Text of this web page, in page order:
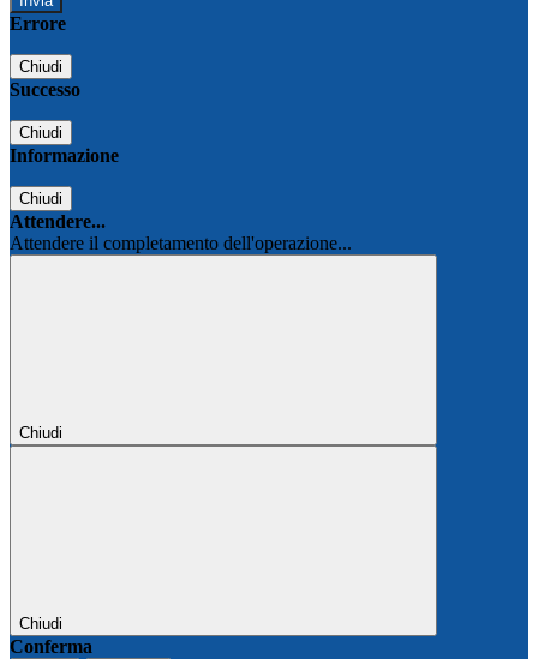
Errore
Chiudi
Successo
Chiudi
Informazione
Chiudi
Attendere...
Attendere il completamento dell'operazione...
Chiudi
Chiudi
Conferma